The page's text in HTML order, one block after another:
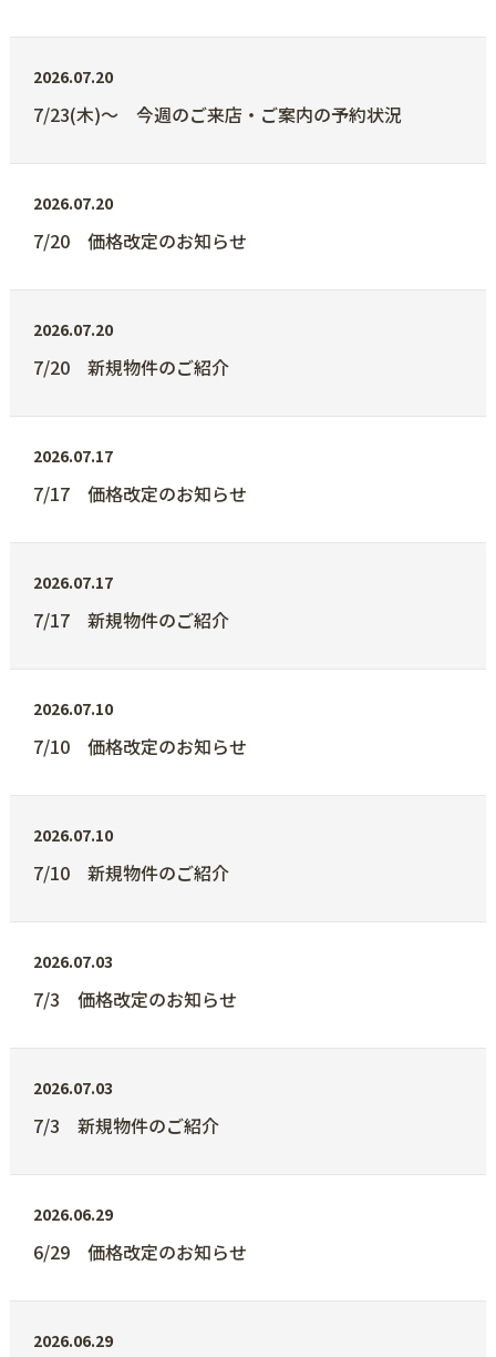
2026.07.20
7/23(木)～ 今週のご来店・ご案内の予約状況
2026.07.20
7/20 価格改定のお知らせ
2026.07.20
7/20 新規物件のご紹介
2026.07.17
7/17 価格改定のお知らせ
2026.07.17
7/17 新規物件のご紹介
2026.07.10
7/10 価格改定のお知らせ
2026.07.10
7/10 新規物件のご紹介
2026.07.03
7/3 価格改定のお知らせ
2026.07.03
7/3 新規物件のご紹介
2026.06.29
6/29 価格改定のお知らせ
2026.06.29